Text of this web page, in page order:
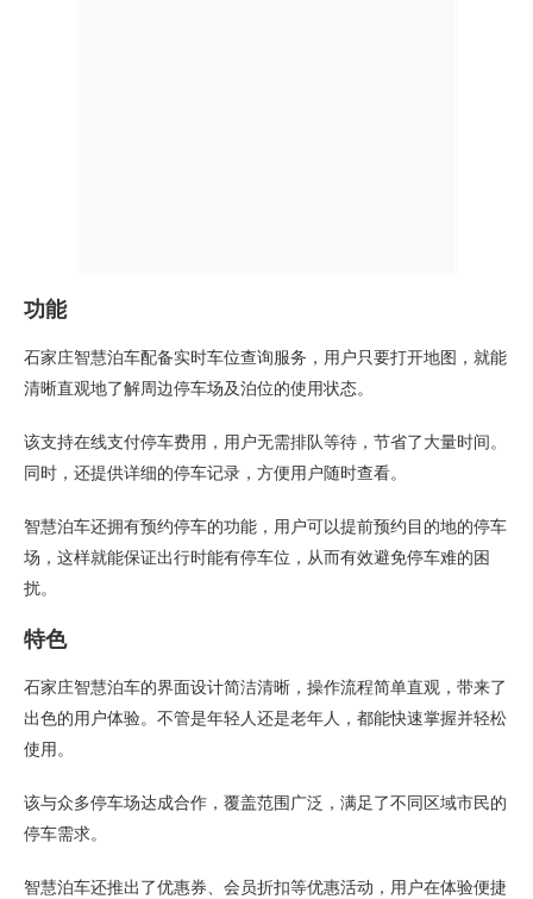
功能
石家庄智慧泊车配备实时车位查询服务，用户只要打开地图，就能
清晰直观地了解周边停车场及泊位的使用状态。
该支持在线支付停车费用，用户无需排队等待，节省了大量时间。
同时，还提供详细的停车记录，方便用户随时查看。
智慧泊车还拥有预约停车的功能，用户可以提前预约目的地的停车
场，这样就能保证出行时能有停车位，从而有效避免停车难的困
扰。
特色
石家庄智慧泊车的界面设计简洁清晰，操作流程简单直观，带来了
出色的用户体验。不管是年轻人还是老年人，都能快速掌握并轻松
使用。
该与众多停车场达成合作，覆盖范围广泛，满足了不同区域市民的
停车需求。
智慧泊车还推出了优惠券、会员折扣等优惠活动，用户在体验便捷